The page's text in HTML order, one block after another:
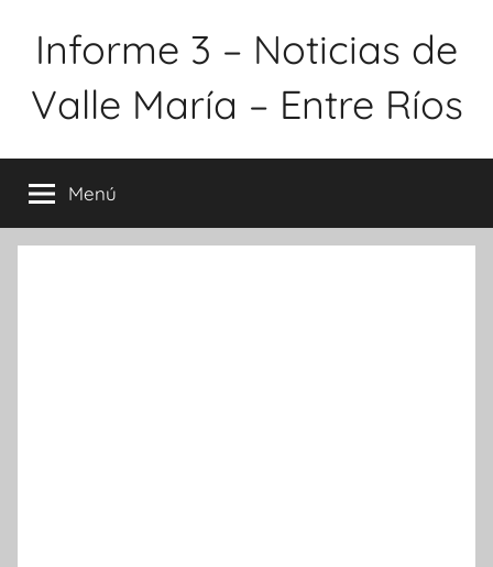
Informe 3 – Noticias de
Valle María – Entre Ríos
Menú